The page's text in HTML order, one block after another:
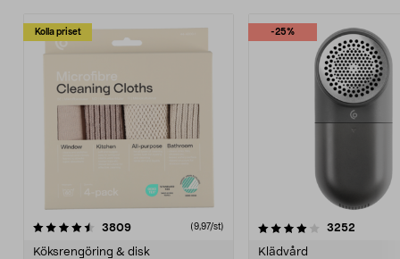
Kolla priset
3809recensioner (9,97/st)
Köksrengöring & disk
-25%
4.0av 5 stjärnor 3252
Klädvård
4.5av 5 stjärnor